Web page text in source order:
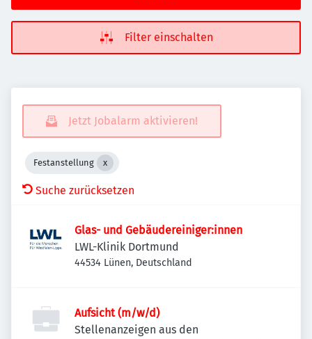
Filter einschalten
Jetzt Jobalarm aktivieren!
Festanstellung
Suche zurücksetzen
Glas- und Gebäudereiniger:innen
LWL-Klinik Dortmund
44534 Lünen, Deutschland
Aufsicht (m/w/d)
Stellenanzeigen aus den